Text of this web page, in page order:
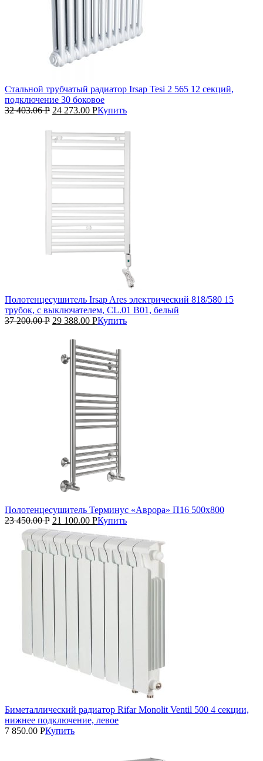
Стальной трубчатый радиатор Irsap Tesi 2 565 12 секций,
подключение 30 боковое
32 403.06Р 24 273.00 РКупить
Полотенцесушитель Irsap Ares электрический 818/580 15
трубок, с выключателем, CL.01 B01, белый
37 200.00Р 29 388.00 РКупить
Полотенцесушитель Терминус «Аврора» П16 500х800
23 450.00Р 21 100.00 РКупить
Биметаллический радиатор Rifar Monolit Ventil 500 4 секции,
нижнее подключение, левое
7 850.00 РКупить